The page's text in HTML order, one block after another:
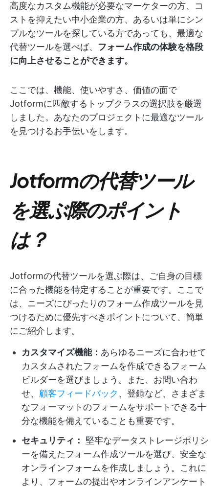
高度なカスタム機能が必要なマーケターの方、コ
ストを抑えたい中小企業の方、あるいは単にシン
プルなツールを探している方であっても、最適な
代替ツールを選べば、 フォーム作成の体験を格段
に向上させることができます。
ここでは、機能、使いやすさ、価値の面で
Jotformに匹敵するトップクラスの選択肢を厳選
しました。あなたのプロジェクトに最適なツール
を見つけるお手伝いをします。
Jotformの代替ツール
を選ぶ際のポイント
は？
Jotformの代替ツールを選ぶ際は、ご自身の目標
に合った機能を特定することが重要です。ここで
は、ニーズにぴったりのフォーム作成ツールを見
つけるために優先すべきポイントについて、簡単
にご紹介します。
カスタマイズ機能： あらゆるニーズに合わせて
カスタムされたフォームを作成できるフォーム
ビルダーを選びましょう。また、お問い合わ
せ、 顧客フィードバック 、登録など、さまざま
なフォーマットのフォームをサポートできる十
分な機能を備えていることも重要です。
セキュリティ：
堅牢なデータストレージポリシ
ーを備えたフォーム作成ツールを選び、安全な
オンラインフォームを作成しましょう。これに
より、フォームの提出やオンラインアンケート